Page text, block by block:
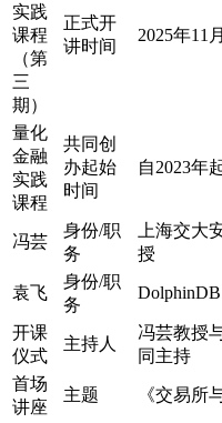
实践
课程
（第
三
期）
正式开
讲时间
2025年11
量化
金融
实践
课程
共同创
办起始
时间
自2023年
冯芸
身份/职
务
上海交大
授
袁飞
身份/职
务
开课
仪式
主持人
冯芸教授
同主持
首场
讲座
主题 《交易所